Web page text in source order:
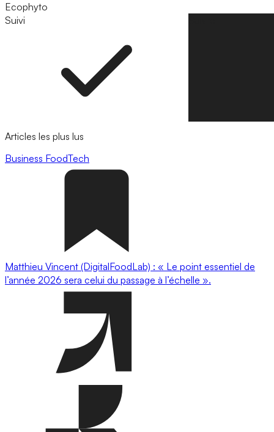
Ecophyto
Suivi
Articles les plus lus
Business FoodTech
Matthieu Vincent (DigitalFoodLab) : « Le point essentiel de
l’année 2026 sera celui du passage à l’échelle ».